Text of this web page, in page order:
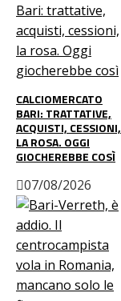
CALCIOMERCATO
BARI: TRATTATIVE,
ACQUISTI, CESSIONI,
LA ROSA. OGGI
GIOCHEREBBE COSÌ
07/08/2026